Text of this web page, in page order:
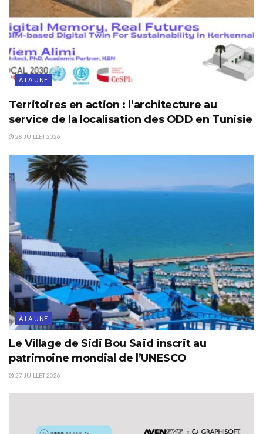
À LA UNE
Territoires en action : l’architecture au
service de la localisation des ODD en Tunisie
28 JUILLET 2026
À LA UNE
Le Village de Sidi Bou Saïd inscrit au
patrimoine mondial de l’UNESCO
27 JUILLET 2026